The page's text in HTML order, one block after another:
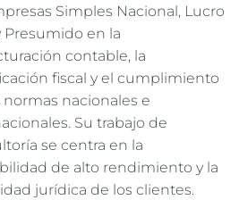
Simples Nacional, Lucro
Presumido en la
contable, la
fiscal y el cumplimiento
normas nacionales e
Su trabajo de
se centra en la
de alto rendimiento y la
jurídica de los clientes.